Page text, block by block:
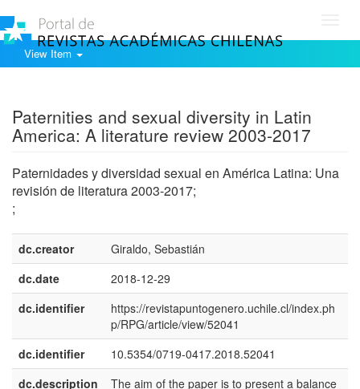
View Item
Paternities and sexual diversity in Latin
America: A literature review 2003-2017
Paternidades y diversidad sexual en América Latina: Una
revisión de literatura 2003-2017;
;
dc.creator
Giraldo, Sebastián
dc.date
2018-12-29
dc.identifier
https://revistapuntogenero.uchile.cl/index.ph
p/RPG/article/view/52041
dc.identifier
10.5354/0719-0417.2018.52041
dc.description
The aim of the paper is to present a balance